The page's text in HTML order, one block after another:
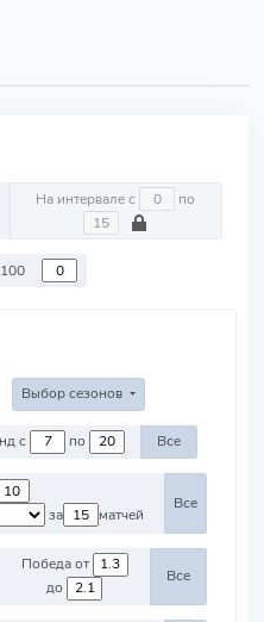
На интервале с по
100
Выбор сезонов
Против команд с по Все
за
матчей
Все
Победа от
до
Все